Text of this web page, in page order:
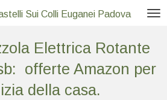
Sui Colli Euganei Padova
Elettrica Rotante
offerte Amazon per
della casa.